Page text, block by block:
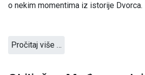
o nekim momentima iz istorije Dvorca.
Pročitaj više …